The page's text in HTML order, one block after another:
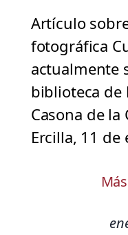
Artículo
fotográfica
actualmente
biblioteca de
Casona de la
Ercilla, 11 de